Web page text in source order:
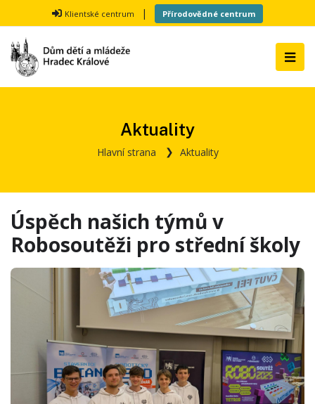
Klientské centrum | Přírodovědné centrum
Aktuality
Hlavní strana Aktuality
Úspěch našich týmů v
Robosoutěži pro střední školy